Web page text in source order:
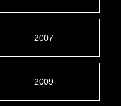
2007
2009